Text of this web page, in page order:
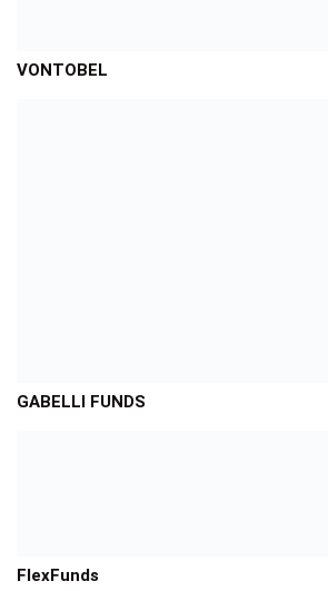
VONTOBEL
GABELLI FUNDS
FlexFunds